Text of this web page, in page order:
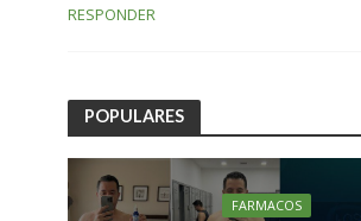
RESPONDER
POPULARES
FARMACOS